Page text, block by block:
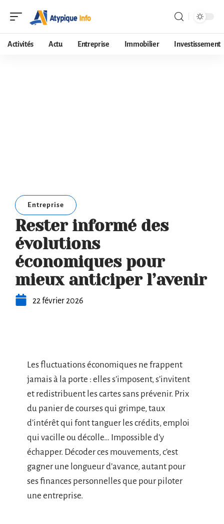
Activités Actu Entreprise Immobilier Investissement
Entreprise
Rester informé des
évolutions
économiques pour
mieux anticiper l’avenir
22 février 2026
Les fluctuations économiques ne frappent
jamais à la porte : elles s’imposent, s’invitent
et redistribuent les cartes sans prévenir. Prix
du panier de courses qui grimpe, taux
d’intérêt qui font tanguer les crédits, emploi
qui vacille ou décolle… Impossible d’y
échapper. Décoder ces mouvements, c’est
gagner une longueur d’avance, autant pour
ses finances personnelles que pour piloter
une entreprise.